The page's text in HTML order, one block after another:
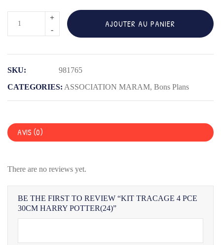
4
PCE
POTTER(24)
AJOUTER AU PANIER
SKU:
981765
CATEGORIES: ASSOCIATION MARAM, Bons Plans
AVIS (0)
There are no reviews yet.
BE THE FIRST TO REVIEW “KIT TRACAGE 4 PCE
30CM HARRY POTTER(24)”